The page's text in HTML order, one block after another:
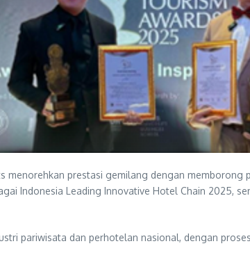
menorehkan prestasi gemilang dengan
Indonesia Leading Innovative Hotel Chain 2025,
pariwisata dan perhotelan nasional, dengan